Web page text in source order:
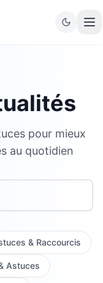
pour mieux
au quotidien
& Raccourcis
Astuces